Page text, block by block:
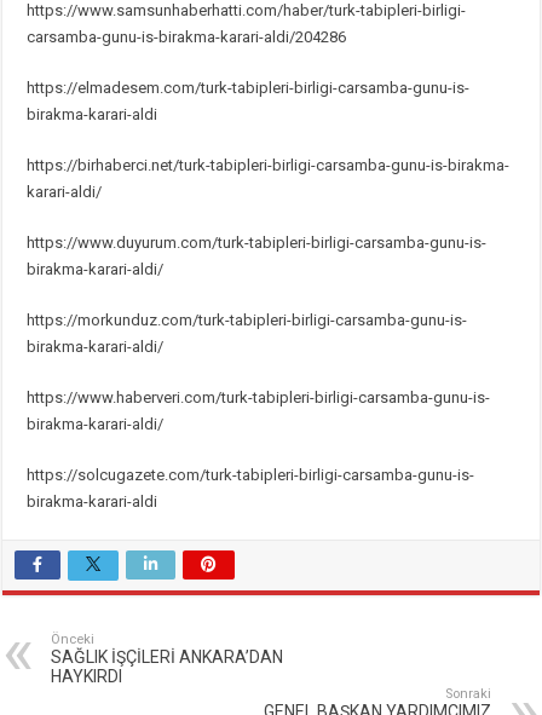
https://www.samsunhaberhatti.com/haber/turk-tabipleri-birligi-
carsamba-gunu-is-birakma-karari-aldi/204286
https://elmadesem.com/turk-tabipleri-birligi-carsamba-gunu-is-
birakma-karari-aldi
https://birhaberci.net/turk-tabipleri-birligi-carsamba-gunu-is-birakma-
karari-aldi/
https://www.duyurum.com/turk-tabipleri-birligi-carsamba-gunu-is-
birakma-karari-aldi/
https://morkunduz.com/turk-tabipleri-birligi-carsamba-gunu-is-
birakma-karari-aldi/
https://www.haberveri.com/turk-tabipleri-birligi-carsamba-gunu-is-
birakma-karari-aldi/
https://solcugazete.com/turk-tabipleri-birligi-carsamba-gunu-is-
birakma-karari-aldi
Önceki
SAĞLIK İŞÇİLERİ ANKARA’DAN
HAYKIRDI
Sonraki